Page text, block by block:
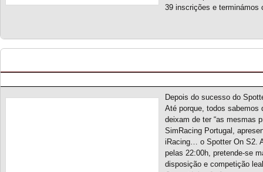
39 inscrições e
Depois do sucesso do
Até porque, todos sabemos
deixam de ter “as mesmas
SimRacing Portugal,
iRacing… o Spotter On S2.
pelas 22:00h, pretende-se
disposição e competição